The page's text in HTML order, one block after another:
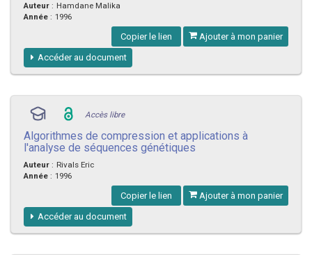
Auteur : Hamdane Malika
Année : 1996
Copier le lien Ajouter à mon panier
Accéder au document
Accès libre
Algorithmes de compression et applications à
l'analyse de séquences génétiques
Auteur : Rivals Eric
Année : 1996
Copier le lien Ajouter à mon panier
Accéder au document